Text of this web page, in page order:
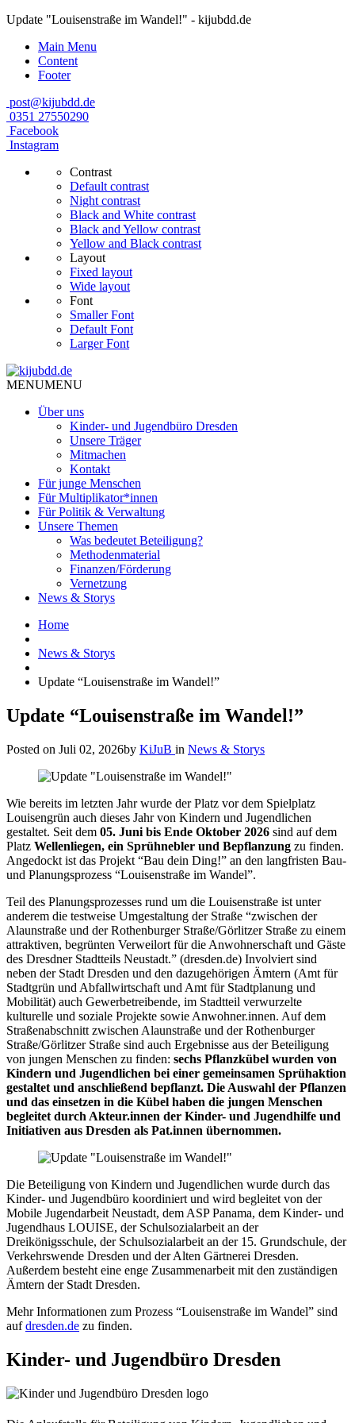
Update "Louisenstraße im Wandel!" - kijubdd.de
Main Menu
Content
Footer
post@kijubdd.de
0351 27550290
Facebook
Instagram
Contrast
Default contrast
Night contrast
Black and White contrast
Black and Yellow contrast
Yellow and Black contrast
Layout
Fixed layout
Wide layout
Font
Smaller Font
Default Font
Larger Font
MENUMENU
Über uns
Kinder- und Jugendbüro Dresden
Unsere Träger
Mitmachen
Kontakt
Für junge Menschen
Für Multiplikator*innen
Für Politik & Verwaltung
Unsere Themen
Was bedeutet Beteiligung?
Methodenmaterial
Finanzen/Förderung
Vernetzung
News & Storys
Home
News & Storys
Update “Louisenstraße im Wandel!”
Update “Louisenstraße im Wandel!”
Posted on Juli 02, 2026by KiJuB in News & Storys
Wie bereits im letzten Jahr wurde der Platz vor dem Spielplatz
Louisengrün auch dieses Jahr von Kindern und Jugendlichen
gestaltet. Seit dem 05. Juni bis Ende Oktober 2026 sind auf dem
Platz Wellenliegen, ein Sprühnebler und Bepflanzung zu finden.
Angedockt ist das Projekt “Bau dein Ding!” an den langfristen Bau-
und Planungsprozess “Louisenstraße im Wandel”.
Teil des Planungsprozesses rund um die Louisenstraße ist unter
anderem die testweise Umgestaltung der Straße “zwischen der
Alaunstraße und der Rothenburger Straße/Görlitzer Straße zu einem
attraktiven, begrünten Verweilort für die Anwohnerschaft und Gäste
des Dresdner Stadtteils Neustadt.” (dresden.de) Involviert sind
neben der Stadt Dresden und den dazugehörigen Ämtern (Amt für
Stadtgrün und Abfallwirtschaft und Amt für Stadtplanung und
Mobilität) auch Gewerbetreibende, im Stadtteil verwurzelte
kulturelle und soziale Projekte sowie Anwohner.innen. Auf dem
Straßenabschnitt zwischen Alaunstraße und der Rothenburger
Straße/Görlitzer Straße sind auch Ergebnisse aus der Beteiligung
von jungen Menschen zu finden: sechs Pflanzkübel wurden von
Kindern und Jugendlichen bei einer gemeinsamen Sprühaktion
gestaltet und anschließend bepflanzt. Die Auswahl der Pflanzen
und das einsetzen in die Kübel haben die jungen Menschen
begleitet durch Akteur.innen der Kinder- und Jugendhilfe und
Initiativen aus Dresden als Pat.innen übernommen.
Die Beteiligung von Kindern und Jugendlichen wurde durch das
Kinder- und Jugendbüro koordiniert und wird begleitet von der
Mobile Jugendarbeit Neustadt, dem ASP Panama, dem Kinder- und
Jugendhaus LOUISE, der Schulsozialarbeit an der
Dreikönigsschule, der Schulsozialarbeit an der 15. Grundschule, der
Verkehrswende Dresden und der Alten Gärtnerei Dresden.
Außerdem besteht eine enge Zusammenarbeit mit den zuständigen
Ämtern der Stadt Dresden.
Mehr Informationen zum Prozess “Louisenstraße im Wandel” sind
aufdresden.de zu finden.
Kinder- und Jugendbüro Dresden